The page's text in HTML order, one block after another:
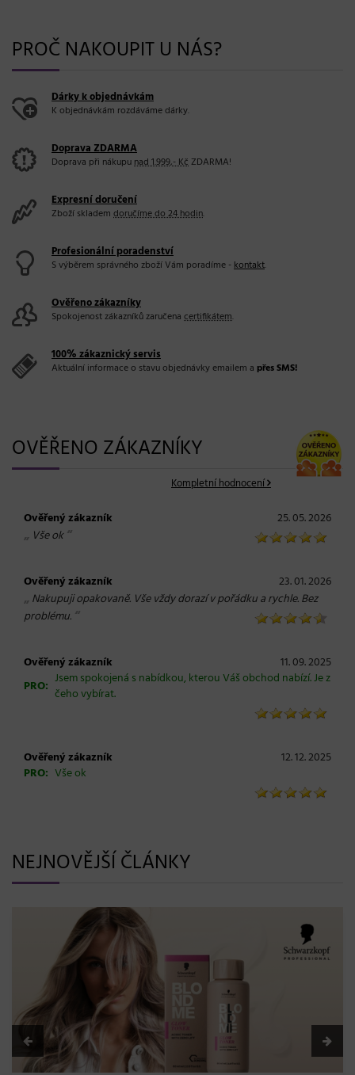
PROČ NAKOUPIT U NÁS?
Dárky k objednávkám
K objednávkám rozdáváme dárky.
Doprava ZDARMA
Doprava při nákupunad 1.999,- KčZDARMA!
Expresní doručení
Zboží skladem doručíme do 24 hodin.
Profesionální poradenství
S výběrem správného zboží Vám poradíme -kontakt.
Ověřeno zákazníky
Spokojenost zákazníků zaručena certifikátem.
100% zákaznický servis
Aktuální informace o stavu objednávky emailem a přes SMS!
OVĚŘENO ZÁKAZNÍKY
Kompletní hodnocení
Ověřený zákazník 25. 05. 2026
„ Vše ok“
Ověřený zákazník 23. 01. 2026
„ Nakupuji opakovaně. Vše vždy dorazí v pořádku a rychle. Bez
problému. “
Ověřený zákazník
11. 09. 2025
PRO: Jsem spokojená s nabídkou, kterou Váš obchod nabízí. Je z
čeho vybírat.
Ověřený zákazník
12. 12. 2025
PRO: Vše ok
NEJNOVĚJŠÍ ČLÁNKY